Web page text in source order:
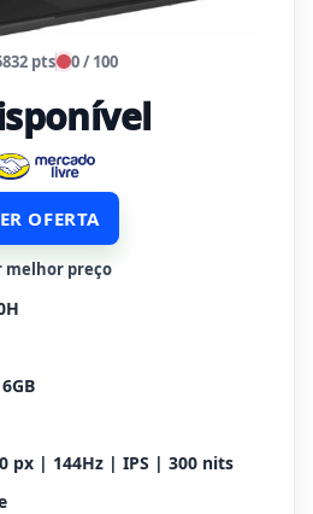
pts 0 / 100
OFERTA
melhor preço
px | 144Hz | IPS | 300 nits